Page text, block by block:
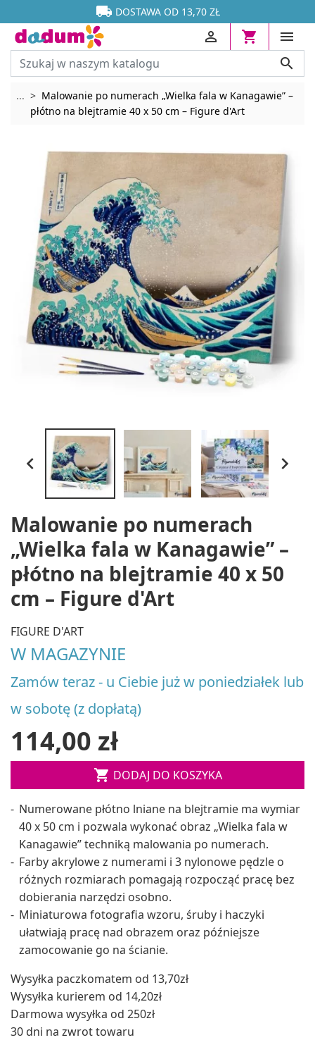

 DOSTAWA OD 13,70 ZŁ






... Rozwiń breadcrumbs
Malowanie po numerach „Wielka fala w Kanagawie” –
płótno na blejtramie 40 x 50 cm – Figure d'Art
 
Malowanie po numerach
„Wielka fala w Kanagawie” –
płótno na blejtramie 40 x 50
cm – Figure d'Art
FIGURE D'ART
W MAGAZYNIE
Zamów teraz - u Ciebie już w poniedziałek lub
w sobotę (z dopłatą)
114,00 zł
 DODAJ DO KOSZYKA
Numerowane płótno lniane na blejtramie ma wymiar
40 x 50 cm i pozwala wykonać obraz „Wielka fala w
Kanagawie” techniką malowania po numerach.
Farby akrylowe z numerami i 3 nylonowe pędzle o
różnych rozmiarach pomagają rozpocząć pracę bez
dobierania narzędzi osobno.
Miniaturowa fotografia wzoru, śruby i haczyki
ułatwiają pracę nad obrazem oraz późniejsze
zamocowanie go na ścianie.
Wysyłka paczkomatem od 13,70zł
Wysyłka kurierem od 14,20zł
Darmowa wysyłka od 250zł
30 dni na zwrot towaru